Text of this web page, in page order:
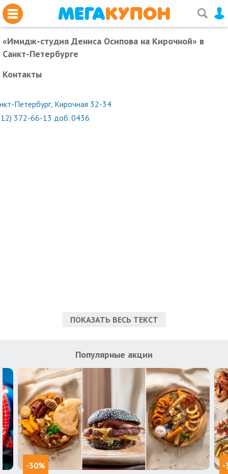
«Имидж-студия Дениса Осипова на Кирочной» в
Санкт-Петербурге
Контакты
Петербург, Кирочная 32-34
372-66-13 доб. 0436
ПОКАЗАТЬ ВЕСЬ ТЕКСТ
Популярные акции
-30%
-